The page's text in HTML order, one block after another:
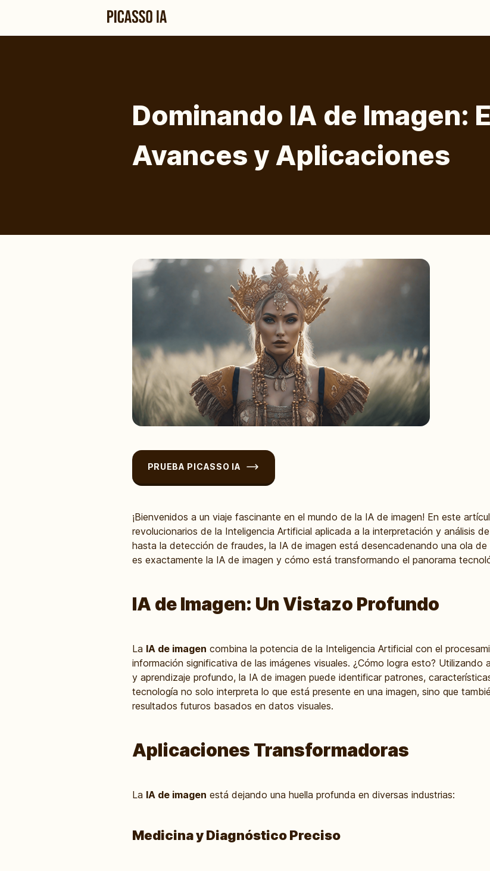
Dominando IA de Imagen:
Avances y Aplicaciones
PRUEBA PICASSO IA
¡Bienvenidos a un viaje fascinante en el mundo de la IA de imagen! En este
revolucionarios de la Inteligencia Artificial aplicada a la interpretación y análisis
hasta la detección de fraudes, la IA de imagen está desencadenando una ola de
es exactamente la IA de imagen y cómo está transformando el panorama
IA de Imagen: Un Vistazo Profundo
La IA de imagen combina la potencia de la Inteligencia Artificial con el
información significativa de las imágenes visuales. ¿Cómo logra esto? Utilizando
y aprendizaje profundo, la IA de imagen puede identificar patrones,
tecnología no solo interpreta lo que está presente en una imagen, sino que
resultados futuros basados en datos visuales.
Aplicaciones Transformadoras
La IA de imagen está dejando una huella profunda en diversas industrias:
Medicina y Diagnóstico Preciso